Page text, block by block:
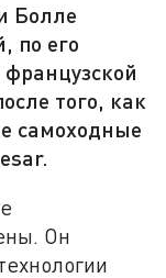
Болле
по его
того, как
самоходные
Он